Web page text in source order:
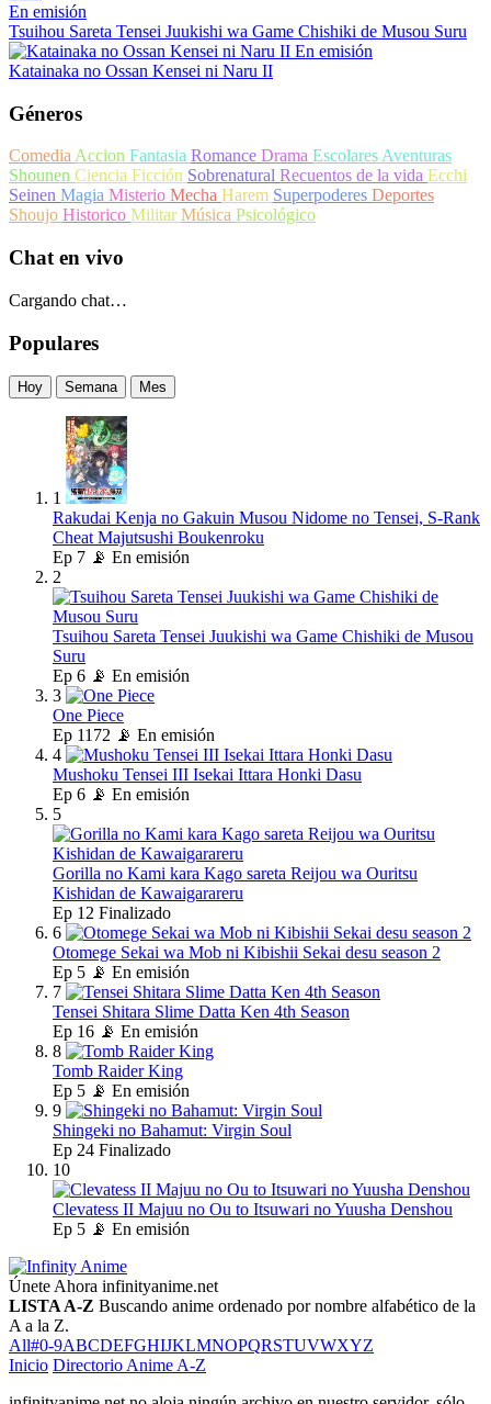
En emisión
Tsuihou Sareta Tensei Juukishi wa Game Chishiki de Musou Suru
En emisión
Katainaka no Ossan Kensei ni Naru II
Géneros
ComediaAccion Fantasia Romance Drama EscolaresAventuras
Shounen Ciencia Ficción Sobrenatural Recuentos de la vida Ecchi
Seinen Magia Misterio Mecha Harem Superpoderes Deportes
Shoujo Historico MilitarMúsica Psicológico
Chat en vivo
Cargando chat…
Populares
Hoy Semana Mes
1
Rakudai Kenja no Gakuin Musou Nidome no Tensei, S-Rank
Cheat Majutsushi Boukenroku
Ep 7 📡 En emisión
2
Tsuihou Sareta Tensei Juukishi wa Game Chishiki de Musou
Suru
Ep 6 📡 En emisión
3
One Piece
Ep 1172 📡 En emisión
4
Mushoku Tensei III Isekai Ittara Honki Dasu
Ep 6 📡 En emisión
5
Gorilla no Kami kara Kago sareta Reijou wa Ouritsu
Kishidan de Kawaigarareru
Ep 12 Finalizado
6
Otomege Sekai wa Mob ni Kibishii Sekai desu season 2
Ep 5 📡 En emisión
7
Tensei Shitara Slime Datta Ken 4th Season
Ep 16 📡 En emisión
8
Tomb Raider King
Ep 5 📡 En emisión
9
Shingeki no Bahamut: Virgin Soul
Ep 24 Finalizado
10
Clevatess II Majuu no Ou to Itsuwari no Yuusha Denshou
Ep 5 📡 En emisión
Únete Ahora infinityanime.net
LISTA A-Z Buscando anime ordenado por nombre alfabético de la
A a la Z.
All#0-9ABCDEFGHIJKLMNOPQRSTUVWXYZ
Inicio Directorio Anime A-Z